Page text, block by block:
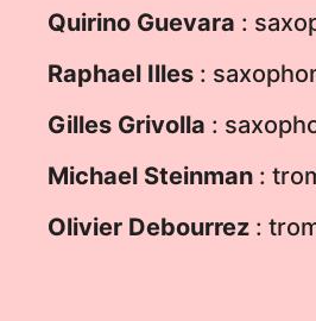
Quirino Guevara :
Raphael Illes :
Gilles Grivolla :
Michael Steinman :
Olivier Debourrez :